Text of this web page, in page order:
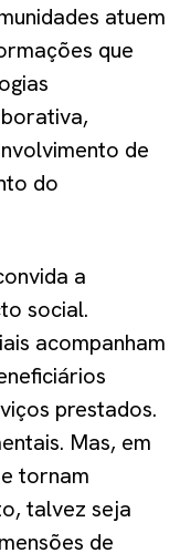
atuem
que
de
do
a
social.
acompanham
prestados.
Mas, em
tornam
talvez seja
de